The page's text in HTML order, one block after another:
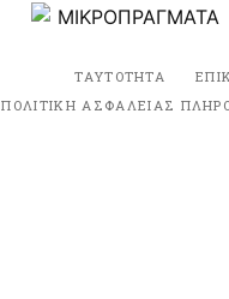
ΤΑΥΤΟΤΗΤΑ
ΠΟΛΙΤΙΚΗ ΑΣΦΑΛΕΙΑΣ